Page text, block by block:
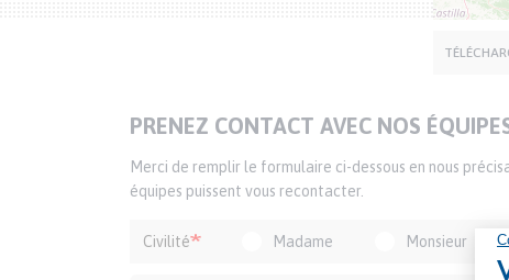
TITRE
FORMULAIRE
PRENEZ CONTACT AVEC NOS
Texte
d'introduction
Merci de remplir le formulaire ci-dessous en nous
équipes puissent vous recontacter.
Formulaire
Civilité Madame Monsieur